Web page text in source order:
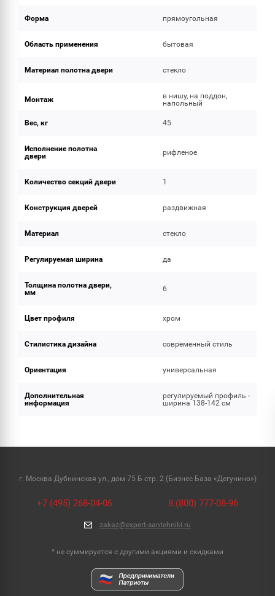
Форма прямоугольная
Область применения бытовая
Материал полотна двери стекло
Монтаж
в нишу, на поддон,
напольный
Вес, кг 45
Исполнение полотна
двери
рифленое
Количество секций двери 1
Конструкция дверей раздвижная
Материал стекло
Регулируемая ширина да
Толщина полотна двери,
мм
6
Цвет профиля хром
Стилистика дизайна современный стиль
Ориентация универсальная
Дополнительная
информация
регулируемый профиль -
ширина 138-142 см
г. Москва Дубнинская ул., дом 75 Б стр. 2 (Бизнес База «Дегунино»)
+7 (495) 268-04-06 8 (800) 777-08-96
zakaz@expert-santehniki.ru
* не суммируется с другими акциями и скидками